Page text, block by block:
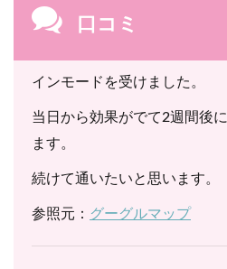
口コミ
インモードを受けました。
当日から効果がでて2週間後
ます。
続けて通いたいと思います。
参照元： グーグルマップ